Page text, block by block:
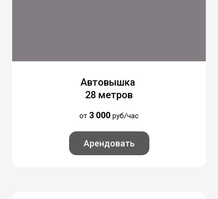
Автовышка
28 метров
от 3 000 руб/час
Арендовать